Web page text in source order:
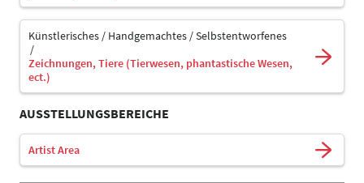
Künstlerisches / Handgemachtes / Selbstentworfenes
Zeichnungen, Tiere (Tierwesen, phantastische Wesen,
ect.)
AUSSTELLUNGSBEREICHE
Artist Area